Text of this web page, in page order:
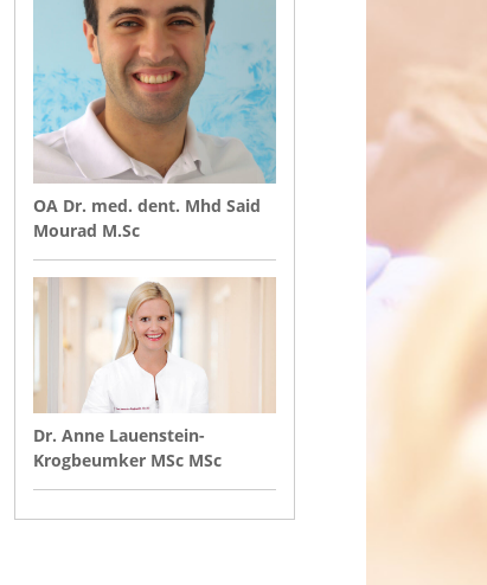
OA Dr. med. dent. Mhd Said
Mourad M.Sc
Dr. Anne Lauenstein-
Krogbeumker MSc MSc